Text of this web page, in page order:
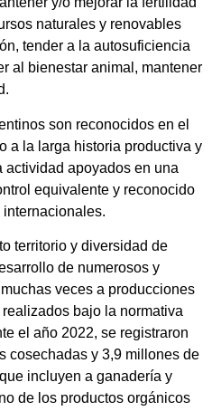
naturales y renovables
tender a la autosuficiencia
al bienestar animal, mantener
son reconocidos en el
a la larga historia productiva y
actividad apoyados en una
equivalente y reconocido
territorio y diversidad de
de numerosos y
veces a producciones
bajo la normativa
el año 2022, se registraron
cosechadas y 3,9 millones de
incluyen a ganadería y
de los productos orgánicos